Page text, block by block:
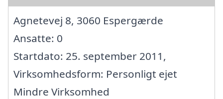
Agnetevej 8, 3060 Espergærde
Ansatte: 0
Startdato: 25. september 2011,
Virksomhedsform: Personligt ejet
Mindre Virksomhed